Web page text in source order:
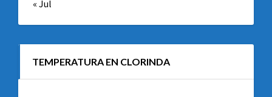
« Jul
TEMPERATURA EN CLORINDA